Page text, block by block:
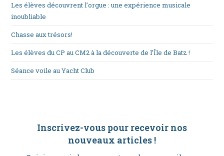
Les élèves découvrent l’orgue : une expérience musicale
inoubliable
Chasse aux trésors!
Les élèves du CP au CM2 à la découverte de l’Île de Batz !
Séance voile au Yacht Club
Inscrivez-vous pour recevoir nos
nouveaux articles !